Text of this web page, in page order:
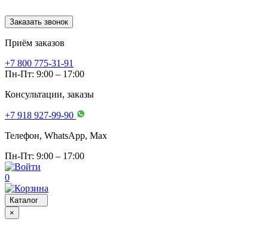
Заказать звонок
Приём заказов
+7 800 775-31-91
Пн-Пт: 9:00 – 17:00
Консультации, заказы
+7 918 927-99-90
Телефон, WhatsApp, Мах
Пн-Пт: 9:00 – 17:00
0
Каталог
×